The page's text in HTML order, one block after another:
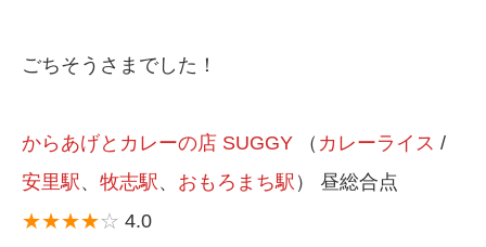
ごちそうさまでした！
からあげとカレーの店 SUGGY （ カレーライス /
安里駅、 牧志駅、 おもろまち駅 ） 昼総合点
★★★★☆ 4.0